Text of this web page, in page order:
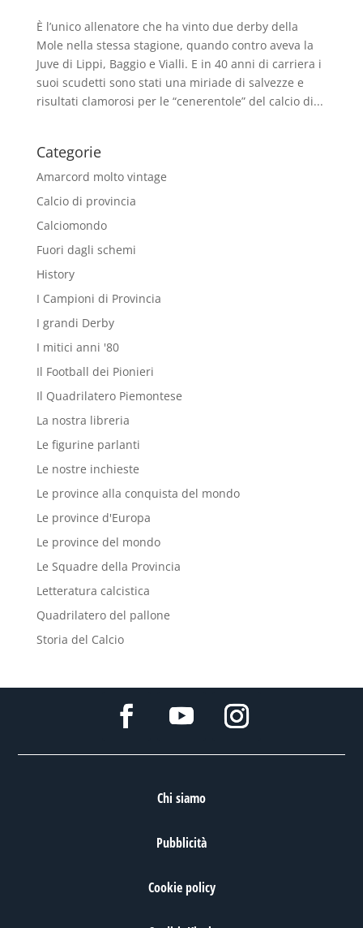
È l’unico allenatore che ha vinto due derby della
Mole nella stessa stagione, quando contro aveva la
Juve di Lippi, Baggio e Vialli. E in 40 anni di carriera i
suoi scudetti sono stati una miriade di salvezze e
risultati clamorosi per le “cenerentole” del calcio di...
Categorie
Amarcord molto vintage
Calcio di provincia
Calciomondo
Fuori dagli schemi
History
I Campioni di Provincia
I grandi Derby
I mitici anni '80
Il Football dei Pionieri
Il Quadrilatero Piemontese
La nostra libreria
Le figurine parlanti
Le nostre inchieste
Le province alla conquista del mondo
Le province d'Europa
Le province del mondo
Le Squadre della Provincia
Letteratura calcistica
Quadrilatero del pallone
Storia del Calcio
Chi siamo
Pubblicità
Cookie policy